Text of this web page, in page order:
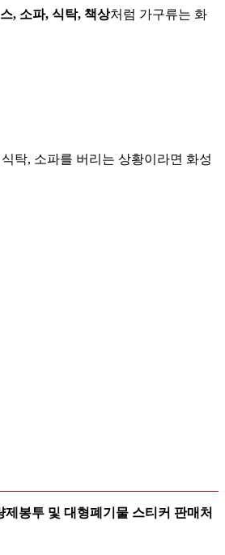
, 소파, 식탁, 책상처럼 가구류는 화
탁, 소파를 버리는 상황이라면 화성
제봉투 및 대형폐기물 스티커 판매처